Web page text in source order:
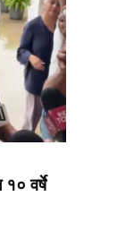
वर्षे